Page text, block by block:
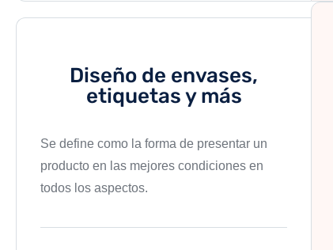
Diseño de envases,
etiquetas y más
Se define como la forma de presentar un
producto en las mejores condiciones en
todos los aspectos.